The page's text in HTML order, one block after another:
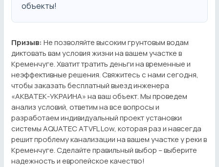
объекты!
Призыв: Не позволяйте высоким грунтовым водам
диктовать вам условия жизни на вашем участке в
Кременчуге. Хватит тратить деньги на временные и
неэффективные решения. Свяжитесь с нами сегодня,
чтобы заказать бесплатный выезд инженера
«АКВАТЕК-УКРАИНА» на ваш объект. Мы проведем
анализ условий, ответим на все вопросы и
разработаем индивидуальный проект установки
системы AQUATEC ATVFL Low, которая раз и навсегда
решит проблему канализации на вашем участке у реки в
Кременчуге. Сделайте правильный выбор – выберите
надежность и европейское качество!